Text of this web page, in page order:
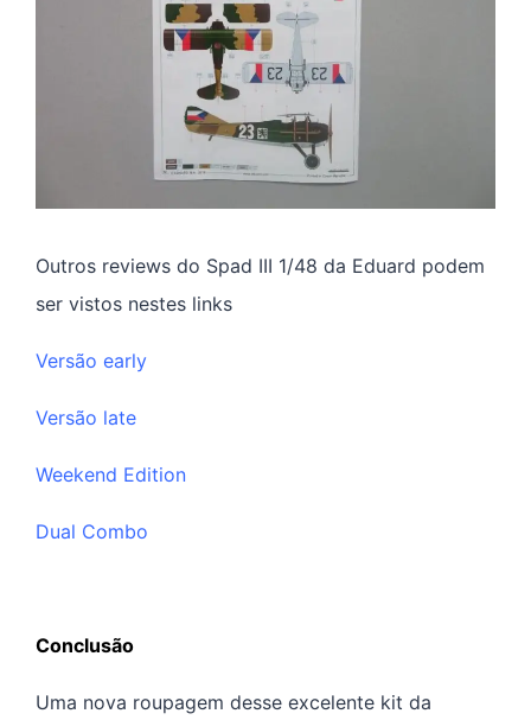
Outros reviews do Spad III 1/48 da Eduard podem
ser vistos nestes links
Versão early
Versão late
Weekend Edition
Dual Combo
Conclusão
Uma nova roupagem desse excelente kit da